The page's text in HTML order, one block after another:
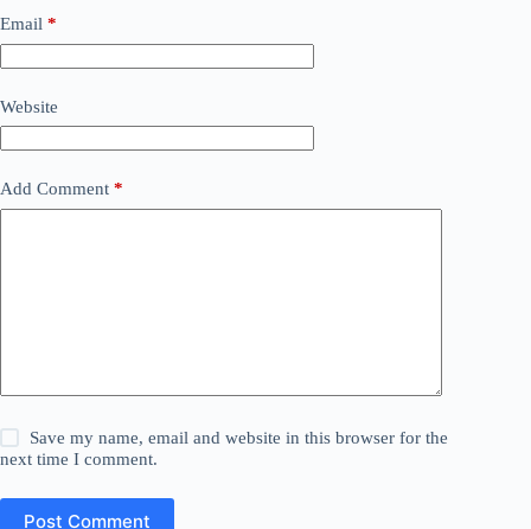
Email *
Website
Add Comment *
Save my name, email and website in this browser for the
next time I comment.
Post Comment